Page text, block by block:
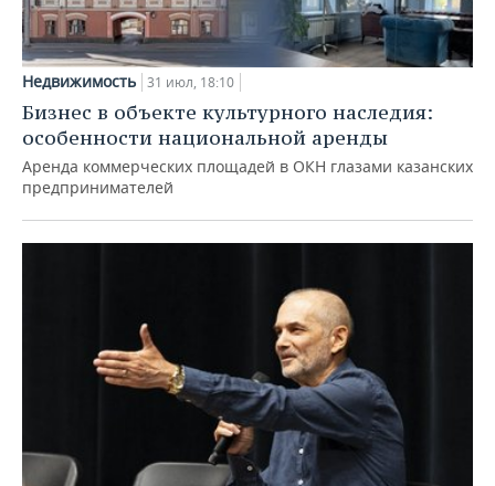
Недвижимость 31 июл, 18:10
Бизнес в объекте культурного наследия:
особенности национальной аренды
Аренда коммерческих площадей в ОКН глазами казанских
предпринимателей